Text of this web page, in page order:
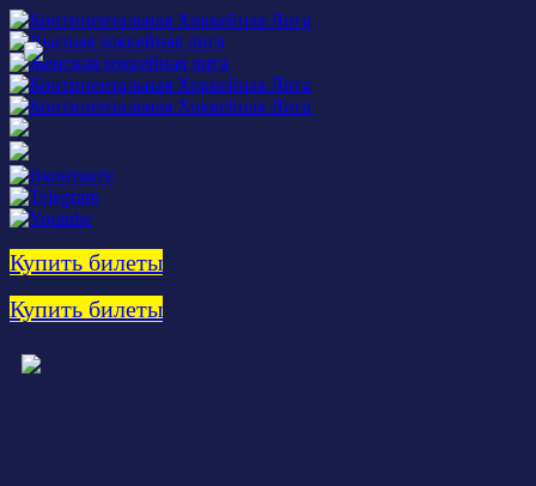
Купить билеты
Купить билеты